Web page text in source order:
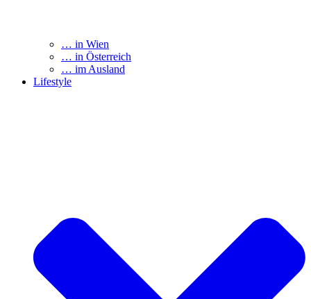
… in Wien
… in Österreich
… im Ausland
Lifestyle